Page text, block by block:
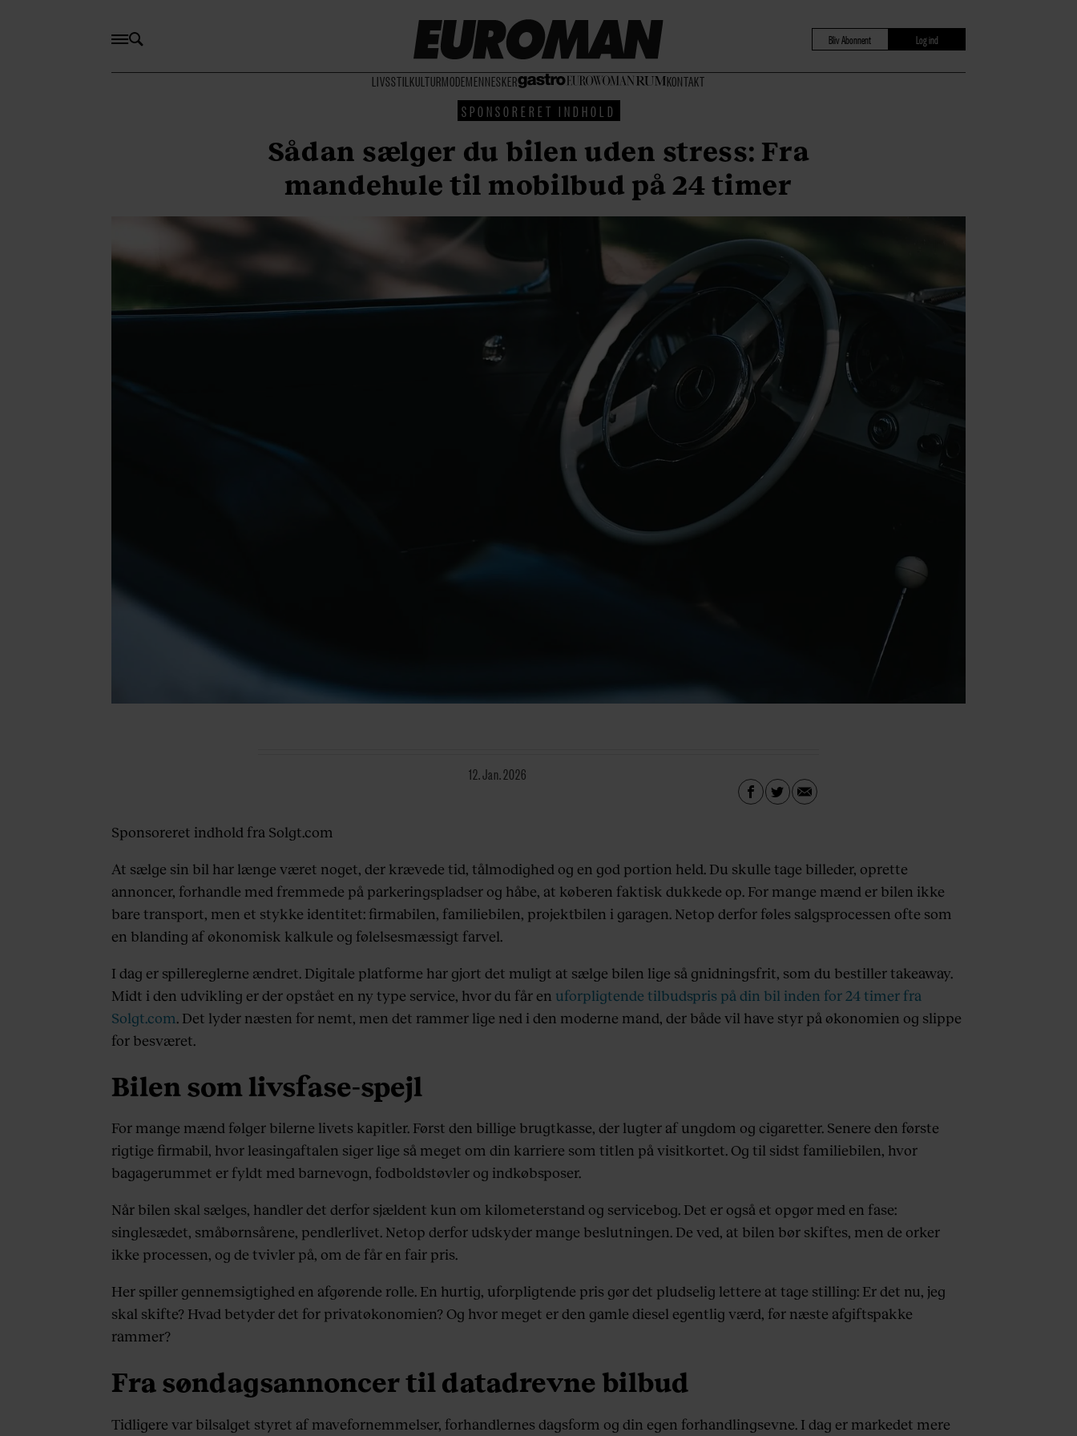
LIVSSTIL KULTURMODEMENNESKER KONTAKT
Bliv Abonnent Log ind
SPONSORERET INDHOLD
Sådan sælger du bilen uden stress: Fra
mandehule til mobilbud på 24 timer
12. Jan. 2026
Sponsoreret indhold fra Solgt.com
At sælge sin bil har længe været noget, der krævede tid, tålmodighed og en god portion held. Du skulle tage billeder, oprette
annoncer, forhandle med fremmede på parkeringspladser og håbe, at køberen faktisk dukkede op. For mange mænd er bilen ikke
bare transport, men et stykke identitet: firmabilen, familiebilen, projektbilen i garagen. Netop derfor føles salgsprocessen ofte som
en blanding af økonomisk kalkule og følelsesmæssigt farvel.
I dag er spillereglerne ændret. Digitale platforme har gjort det muligt at sælge bilen lige så gnidningsfrit, som du bestiller takeaway.
Midt i den udvikling er der opstået en ny type service, hvor du får en uforpligtende tilbudspris på din bil inden for 24 timer fra
Solgt.com. Det lyder næsten for nemt, men det rammer lige ned i den moderne mand, der både vil have styr på økonomien og slippe
for besværet.
Bilen som livsfase-spejl
For mange mænd følger bilerne livets kapitler. Først den billige brugtkasse, der lugter af ungdom og cigaretter. Senere den første
rigtige firmabil, hvor leasingaftalen siger lige så meget om din karriere som titlen på visitkortet. Og til sidst familiebilen, hvor
bagagerummet er fyldt med barnevogn, fodboldstøvler og indkøbsposer.
Når bilen skal sælges, handler det derfor sjældent kun om kilometerstand og servicebog. Det er også et opgør med en fase:
singlesædet, småbørnsårene, pendlerlivet. Netop derfor udskyder mange beslutningen. De ved, at bilen bør skiftes, men de orker
ikke processen, og de tvivler på, om de får en fair pris.
Her spiller gennemsigtighed en afgørende rolle. En hurtig, uforpligtende pris gør det pludselig lettere at tage stilling: Er det nu, jeg
skal skifte? Hvad betyder det for privatøkonomien? Og hvor meget er den gamle diesel egentlig værd, før næste afgiftspakke
rammer?
Fra søndagsannoncer til datadrevne bilbud
Tidligere var bilsalget styret af mavefornemmelser, forhandlernes dagsform og din egen forhandlingsevne. I dag er markedet mere